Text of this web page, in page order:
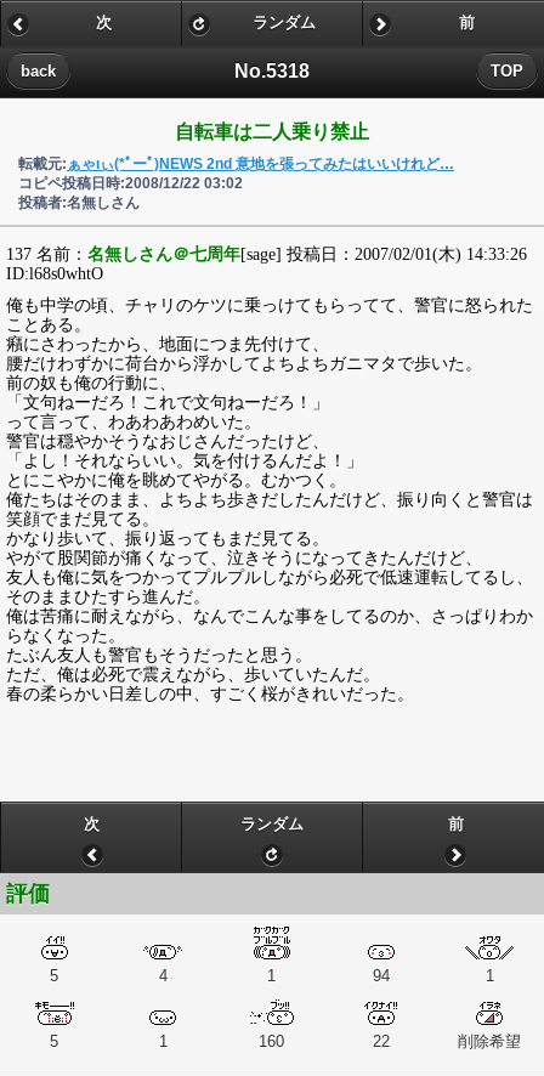
No.5318
back TOP
次 ランダム 前
自転車は二人乗り禁止
転載元: ぁゃιぃ(*ﾟーﾟ)NEWS 2nd 意地を張ってみたはいいけれど…
コピペ投稿日時:2008/12/22 03:02
投稿者:名無しさん
137 名前： 名無しさん＠七周年[sage] 投稿日：2007/02/01(木) 14:33:26
ID:l68s0whtO
俺も中学の頃、チャリのケツに乗っけてもらってて、警官に怒られた
ことある。
癪にさわったから、地面につま先付けて、
腰だけわずかに荷台から浮かしてよちよちガニマタで歩いた。
前の奴も俺の行動に、
「文句ねーだろ！これで文句ねーだろ！」
って言って、わあわあわめいた。
警官は穏やかそうなおじさんだったけど、
「よし！それならいい。気を付けるんだよ！」
とにこやかに俺を眺めてやがる。むかつく。
俺たちはそのまま、よちよち歩きだしたんだけど、振り向くと警官は
笑顔でまだ見てる。
かなり歩いて、振り返ってもまだ見てる。
やがて股関節が痛くなって、泣きそうになってきたんだけど、
友人も俺に気をつかってプルプルしながら必死で低速運転してるし、
そのままひたすら進んだ。
俺は苦痛に耐えながら、なんでこんな事をしてるのか、さっぱりわか
らなくなった。
たぶん友人も警官もそうだったと思う。
ただ、俺は必死で震えながら、歩いていたんだ。
春の柔らかい日差しの中、すごく桜がきれいだった。
次 ランダム 前
評価
5 4 1 94 1
5 1 160 22 削除希望